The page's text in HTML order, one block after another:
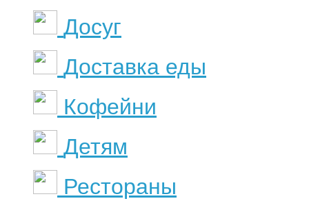
Досуг
Доставка еды
Кофейни
Детям
Рестораны